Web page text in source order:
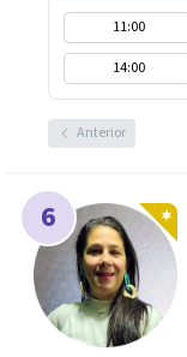
11:00
14:00
Anterior
6